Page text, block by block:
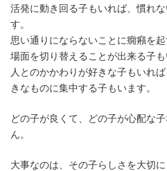
活発に動き回る子もいれば、慣れ
す。
思い通りにならないことに癇癪を
場面を切り替えることが出来る子も
人とのかかわりが好きな子もいれ
きなものに集中する子もいます。
どの子が良くて、どの子が心配な
ん。
大事なのは、その子らしさを大切